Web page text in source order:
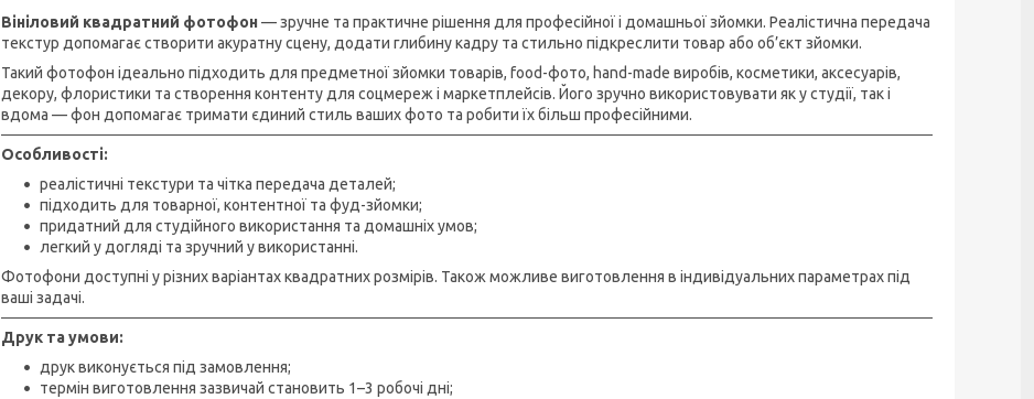
Вініловий квадратний фотофон — зручне та практичне рішення для професійної і домашньої зйомки. Реалістична передача
текстур допомагає створити акуратну сцену, додати глибину кадру та стильно підкреслити товар або об’єкт зйомки.
Такий фотофон ідеально підходить для предметної зйомки товарів, food-фото, hand-made виробів, косметики, аксесуарів,
декору, флористики та створення контенту для соцмереж і маркетплейсів. Його зручно використовувати як у студії, так і
вдома — фон допомагає тримати єдиний стиль ваших фото та робити їх більш професійними.
Особливості:
реалістичні текстури та чітка передача деталей;
підходить для товарної, контентної та фуд-зйомки;
придатний для студійного використання та домашніх умов;
легкий у догляді та зручний у використанні.
Фотофони доступні у різних варіантах квадратних розмірів. Також можливе виготовлення в індивідуальних параметрах під
ваші задачі.
Друк та умови:
друк виконується під замовлення;
термін виготовлення зазвичай становить 1–3 робочі дні;